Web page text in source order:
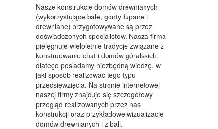
ART. SPOŻYWCZE
MATERIAŁY EKSPLOATACYJNE
INNE SKLEPY
SPRZĘT
MASZYNY
NARZĘDZIA
PRZEMYSŁ METALOWY
Nasze konstrukcje domów drewnianych
(wykorzystujące bale, gonty łupane i
drewniane) przygotowywane są przez
doświadczonych specjalistów. Nasza firma
pielęgnuje wieloletnie tradycje związane z
konstruowanie chat i domów góralskich,
dlatego posiadamy niezbędną wiedzę, w
jaki sposób realizować tego typu
przedsięwzięcia. Na stronie internetowej
naszej firmy znajduje się szczegółowy
przegląd realizowanych przez nas
konstrukcji oraz przykładowe wizualizacje
domów drewnianych i z bali.